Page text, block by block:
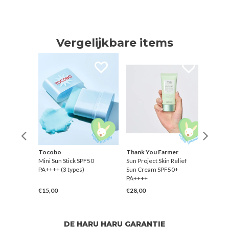
Vergelijkbare items
Tocobo
Mini Sun Stick SPF50
PA++++ (3 types)
€15,00
Thank You Farmer
Sun Project Skin Relief
Sun Cream SPF50+
PA++++
€28,00
DE HARU HARU GARANTIE